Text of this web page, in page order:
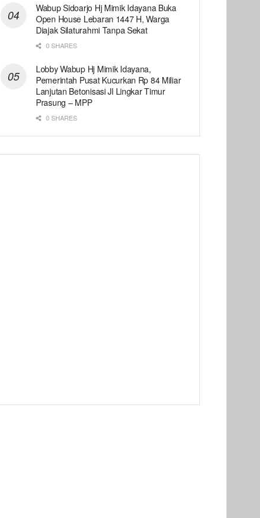
Wabup Sidoarjo Hj Mimik Idayana Buka
Open House Lebaran 1447 H, Warga
Diajak Silaturahmi Tanpa Sekat
0 SHARES
Lobby Wabup Hj Mimik Idayana,
Pemerintah Pusat Kucurkan Rp 84 Miliar
Lanjutan Betonisasi Jl Lingkar Timur
Prasung – MPP
0 SHARES